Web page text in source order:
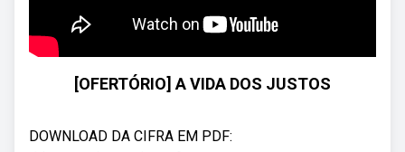
[OFERTÓRIO] A VIDA DOS JUSTOS
DOWNLOAD DA CIFRA EM PDF: